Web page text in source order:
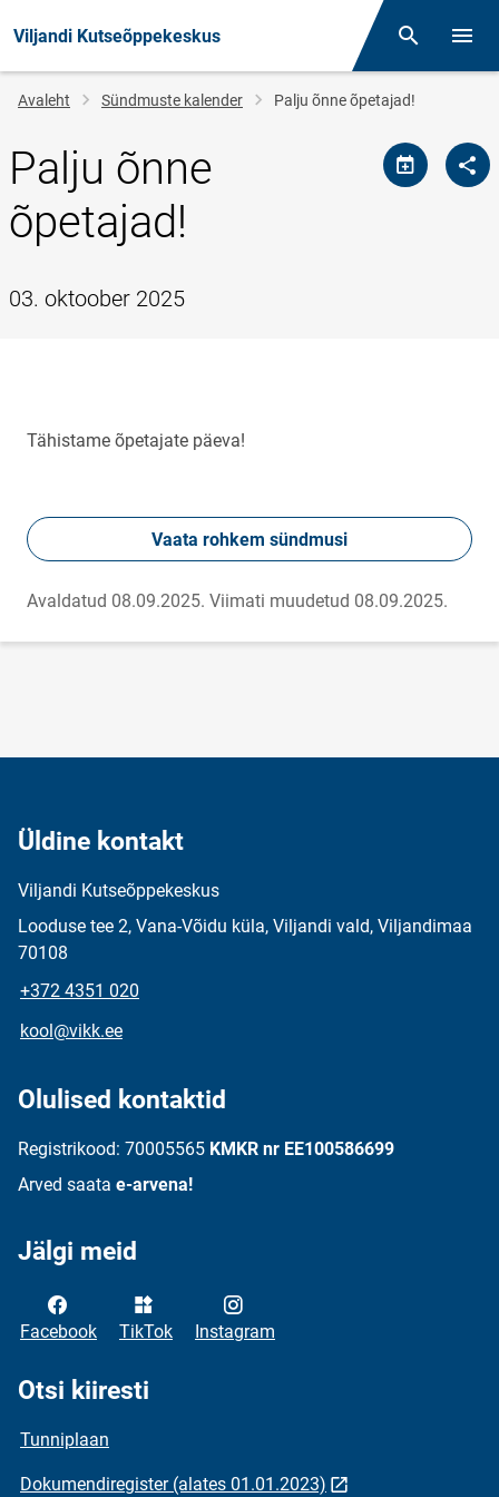
Viljandi Kutseõppekeskus Otsing
Jälglink
Avaleht Sündmuste kalender Palju õnne õpetajad!
Palju õnne
õpetajad!
03. oktoober 2025
Tähistame õpetajate päeva!
Vaata rohkem sündmusi
Avaldatud 08.09.2025. Viimati muudetud 08.09.2025.
Üldine kontakt
Viljandi Kutseõppekeskus
Looduse tee 2, Vana-Võidu küla, Viljandi vald, Viljandimaa
70108
+372 4351 020
kool@vikk.ee
Olulised kontaktid
Registrikood: 70005565 KMKR nr EE100586699
Arved saata e-arvena!
Jälgi meid
Facebook TikTok Instagram
Otsi kiiresti
Tunniplaan
Dokumendiregister (alates 01.01.2023)